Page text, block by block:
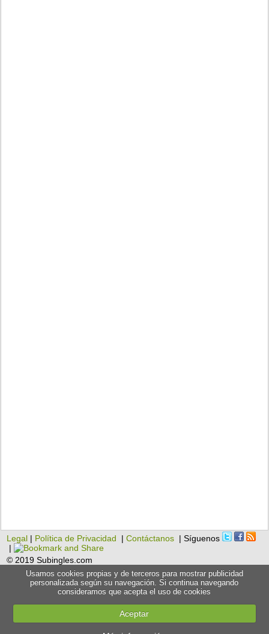
Legal | Política de Privacidad |Contáctanos | Síguenos
|
© 2019 Subingles.com
Usamos cookies propias y de terceros para mostrar publicidad
personalizada según su navegación. Si continua navegando
consideramos que acepta el uso de cookies
Aceptar